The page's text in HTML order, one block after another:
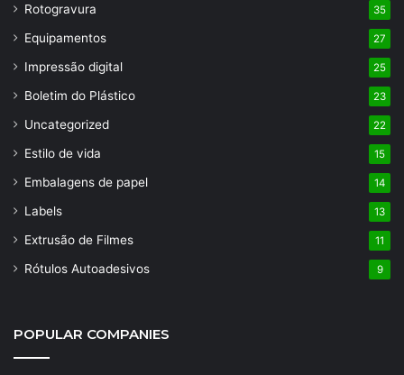
Rotogravura 35
Equipamentos 27
Impressão digital 25
Boletim do Plástico 23
Uncategorized 22
Estilo de vida 15
Embalagens de papel 14
Labels 13
Extrusão de Filmes 11
Rótulos Autoadesivos 9
POPULAR COMPANIES